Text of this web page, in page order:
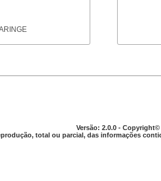
Versão: 2.0.0 -
total ou parcial, das informações